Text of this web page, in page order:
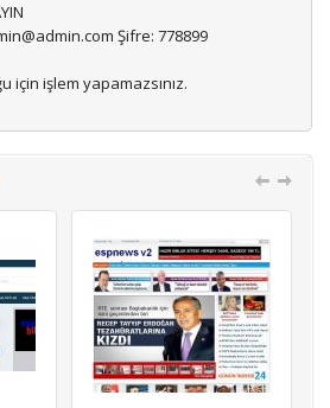
Şifre: 778899
için işlem yapamazsınız.